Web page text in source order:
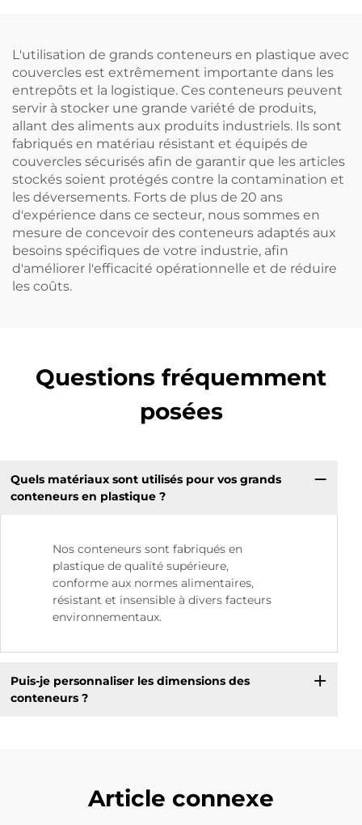
L'utilisation de grands conteneurs en plastique avec
couvercles est extrêmement importante dans les
entrepôts et la logistique. Ces conteneurs peuvent
servir à stocker une grande variété de produits,
allant des aliments aux produits industriels. Ils sont
fabriqués en matériau résistant et équipés de
couvercles sécurisés afin de garantir que les articles
stockés soient protégés contre la contamination et
les déversements. Forts de plus de 20 ans
d'expérience dans ce secteur, nous sommes en
mesure de concevoir des conteneurs adaptés aux
besoins spécifiques de votre industrie, afin
d'améliorer l'efficacité opérationnelle et de réduire
les coûts.
Questions fréquemment
posées
Quels matériaux sont utilisés pour vos grands
conteneurs en plastique ?
Nos conteneurs sont fabriqués en
plastique de qualité supérieure,
conforme aux normes alimentaires,
résistant et insensible à divers facteurs
environnementaux.
Puis-je personnaliser les dimensions des
conteneurs ?
Article connexe